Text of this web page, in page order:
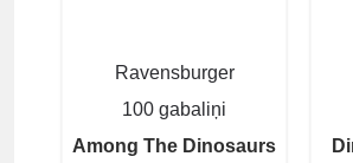
Ravensburger
100 gabaliņi
Among The Dinosaurs